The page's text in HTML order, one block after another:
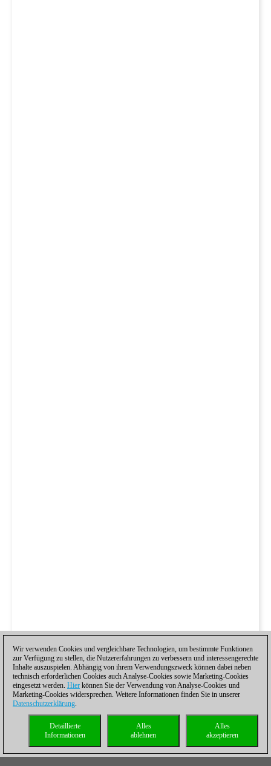
Wir verwenden Cookies und vergleichbare Technologien, um bestimmte Funktionen
zur Verfügung zu stellen, die Nutzererfahrungen zu verbessern und interessengerechte
Inhalte auszuspielen. Abhängig von ihrem Verwendungszweck können dabei neben
technisch erforderlichen Cookies auch Analyse-Cookies sowie Marketing-Cookies
eingesetzt werden. Hier können Sie der Verwendung von Analyse-Cookies und
Marketing-Cookies widersprechen. Weitere Informationen finden Sie in unserer
Datenschutzerklärung.
Alles
akzeptieren
Alles
ablehnen
Detaillierte
Informationen